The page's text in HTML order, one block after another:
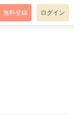
無料登録 ログイン